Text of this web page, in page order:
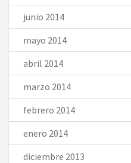
junio 2014
mayo 2014
abril 2014
marzo 2014
febrero 2014
enero 2014
diciembre 2013